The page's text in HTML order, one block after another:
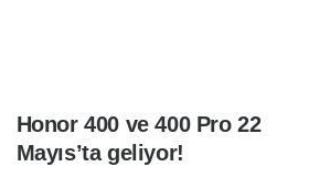
Honor 400 ve 400 Pro 22
Mayıs’ta geliyor!